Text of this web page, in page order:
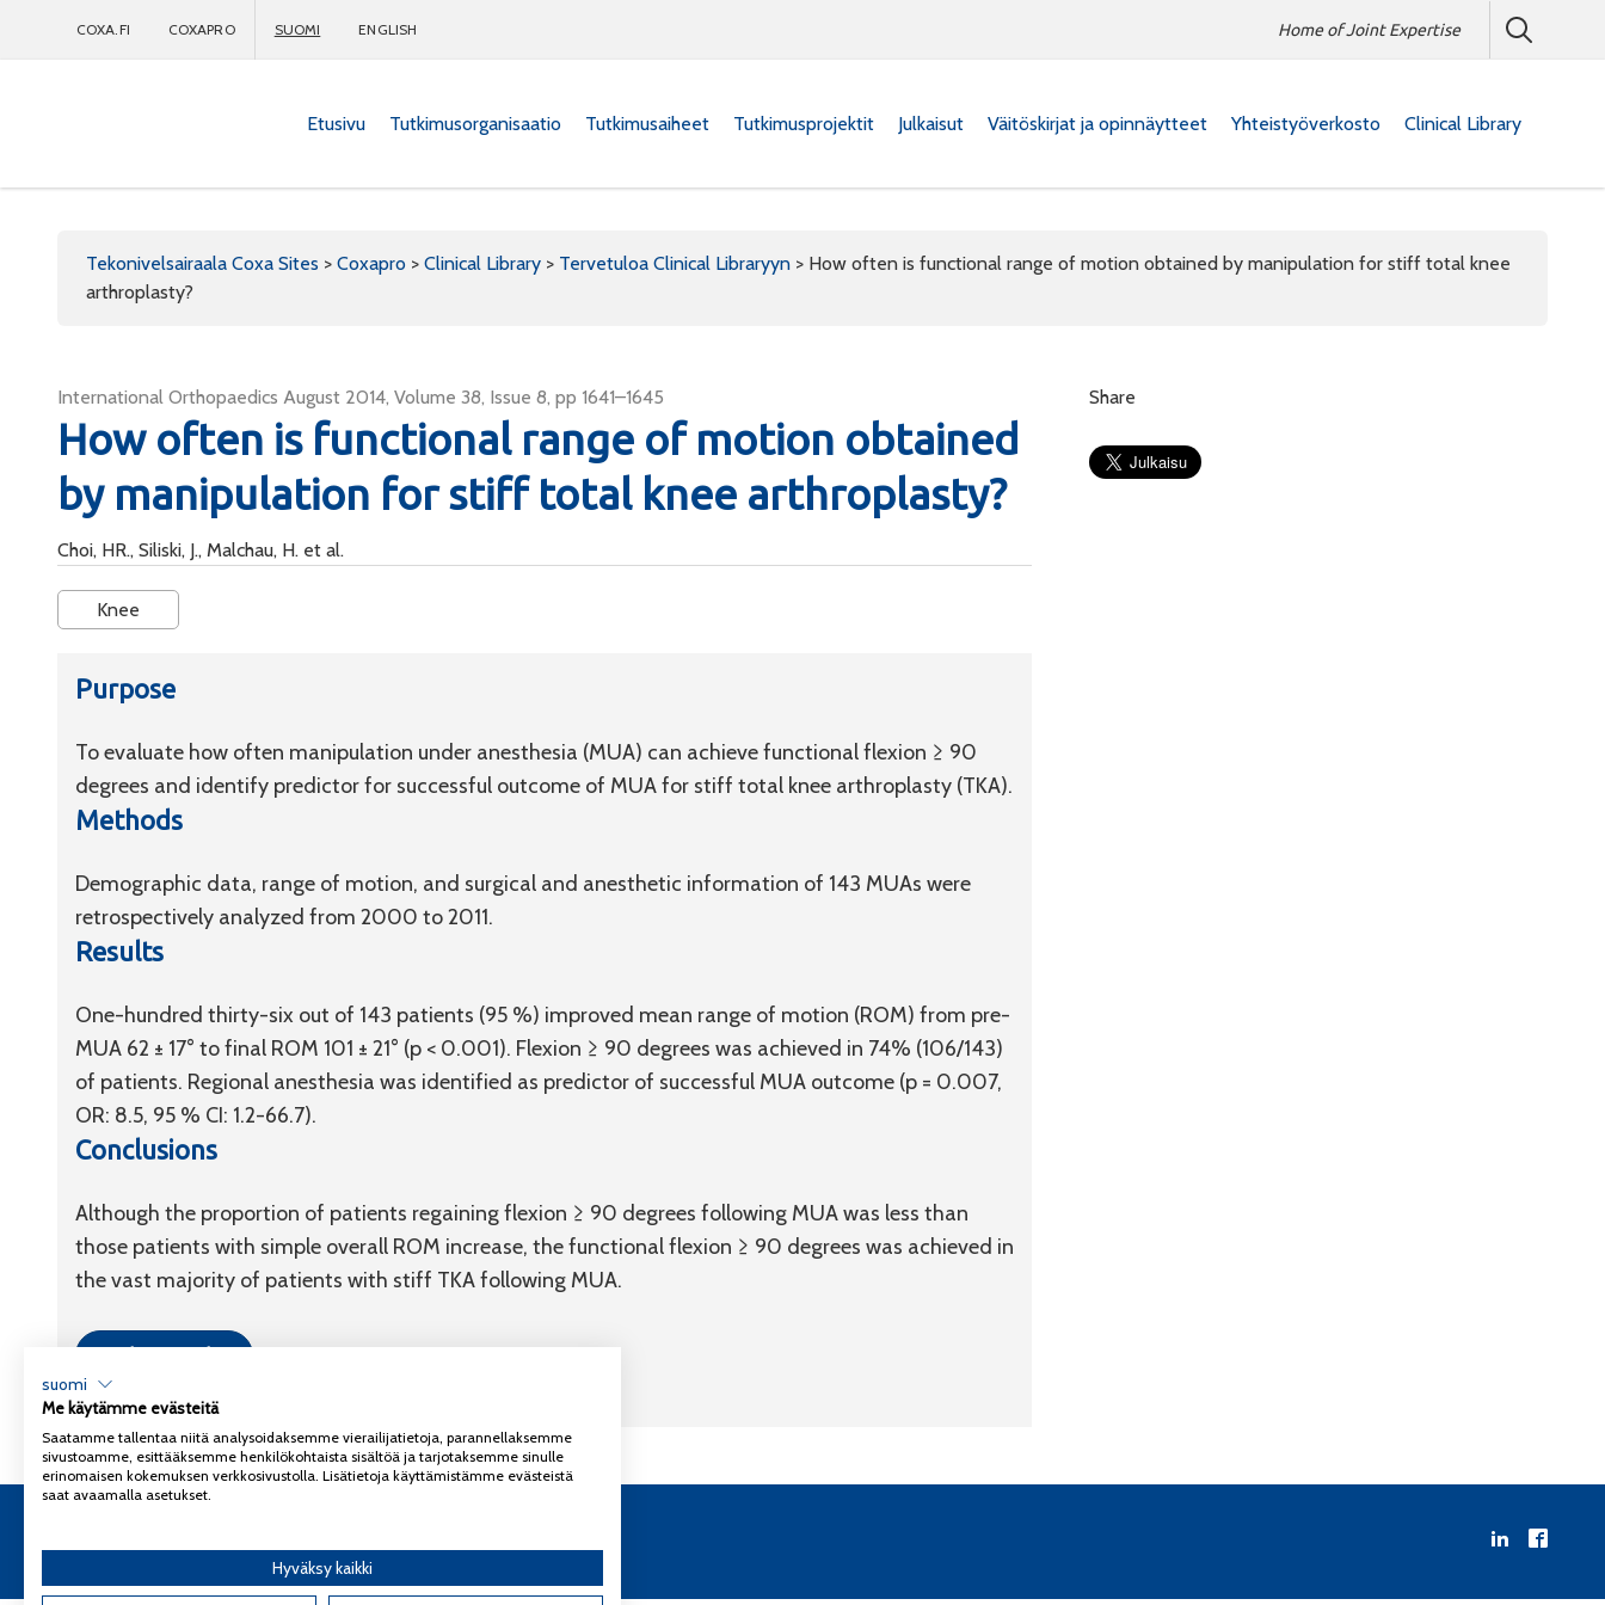
COXA.FI COXAPRO SUOMI ENGLISH Home of Joint Expertise
Etusivu Tutkimusorganisaatio Tutkimusaiheet Tutkimusprojektit Julkaisut Väitöskirjat ja opinnäytteet Yhteistyöverkosto Clinical Library
Tekonivelsairaala Coxa Sites > Coxapro > Clinical Library > Tervetuloa Clinical Libraryyn > How often is functional range of motion obtained by manipulation for stiff total knee
arthroplasty?
International Orthopaedics August 2014, Volume 38, Issue 8, pp 1641–1645
How often is functional range of motion obtained
by manipulation for stiff total knee arthroplasty?
Choi, HR., Siliski, J., Malchau, H. et al.
Knee
Purpose
To evaluate how often manipulation under anesthesia (MUA) can achieve functional flexion ≥ 90
degrees and identify predictor for successful outcome of MUA for stiff total knee arthroplasty (TKA).
Methods
Demographic data, range of motion, and surgical and anesthetic information of 143 MUAs were
retrospectively analyzed from 2000 to 2011.
Results
One-hundred thirty-six out of 143 patients (95 %) improved mean range of motion (ROM) from pre-
MUA 62 ± 17° to final ROM 101 ± 21° (p < 0.001). Flexion ≥ 90 degrees was achieved in 74% (106/143)
of patients. Regional anesthesia was identified as predictor of successful MUA outcome (p = 0.007,
OR: 8.5, 95 % CI: 1.2-66.7).
Conclusions
Although the proportion of patients regaining flexion ≥ 90 degrees following MUA was less than
those patients with simple overall ROM increase, the functional flexion ≥ 90 degrees was achieved in
the vast majority of patients with stiff TKA following MUA.
Link to article
Share
suomi
Me käytämme evästeitä
Saatamme tallentaa niitä analysoidaksemme vierailijatietoja, parannellaksemme
sivustoamme, esittääksemme henkilökohtaista sisältöä ja tarjotaksemme sinulle
erinomaisen kokemuksen verkkosivustolla. Lisätietoja käyttämistämme evästeistä
saat avaamalla asetukset.
Hyväksy kaikki